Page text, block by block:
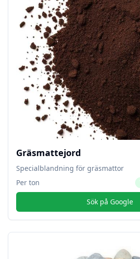
Gräsmattejord
Specialblandning för gräsmattor
Per ton
Sök på Google